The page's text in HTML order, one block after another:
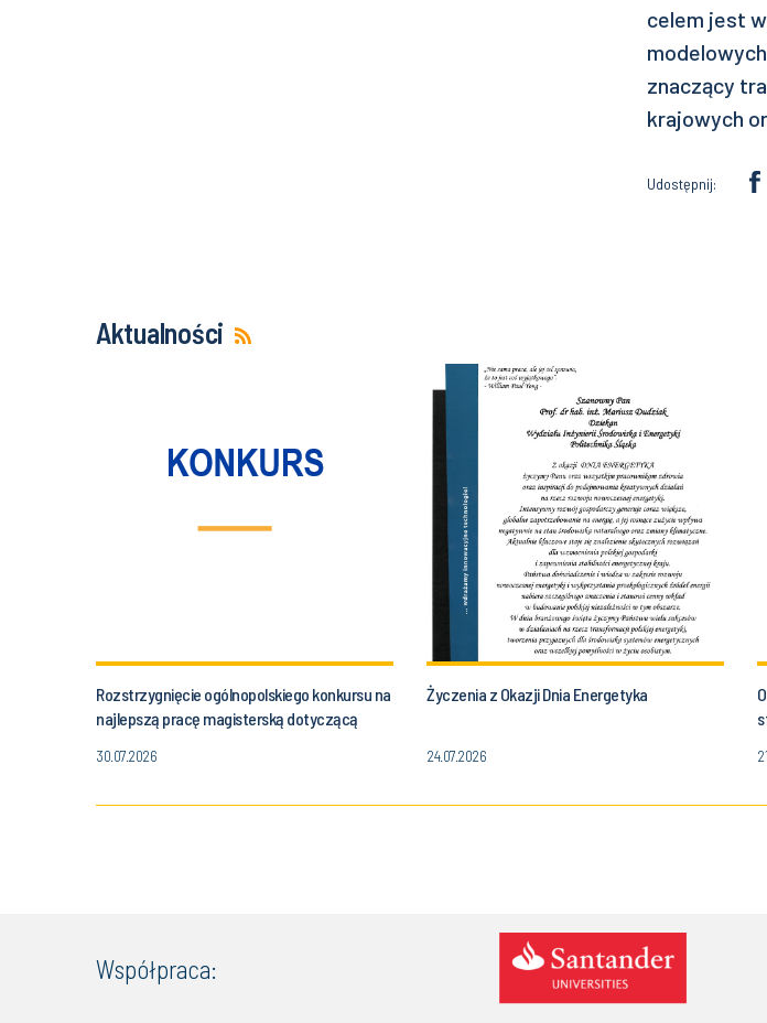
celem jest
znaczący
krajowych
Udostępnij:
Aktualności
Rozstrzygnięcie ogólnopolskiego konkursu na
najlepszą pracę magisterską dotyczącą
symulacji procesów cieplno-przepływowych.
30.07.2026
Życzenia z Okazji Dnia Energetyka
24.07.2026
Współpraca: